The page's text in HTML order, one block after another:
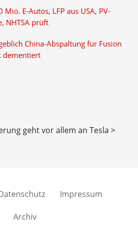
E-Autos, LFP aus USA, PV-
NHTSA prüft
China-Abspaltung für Fusion
dementiert
geht vor allem an Tesla >
Impressum
Archiv